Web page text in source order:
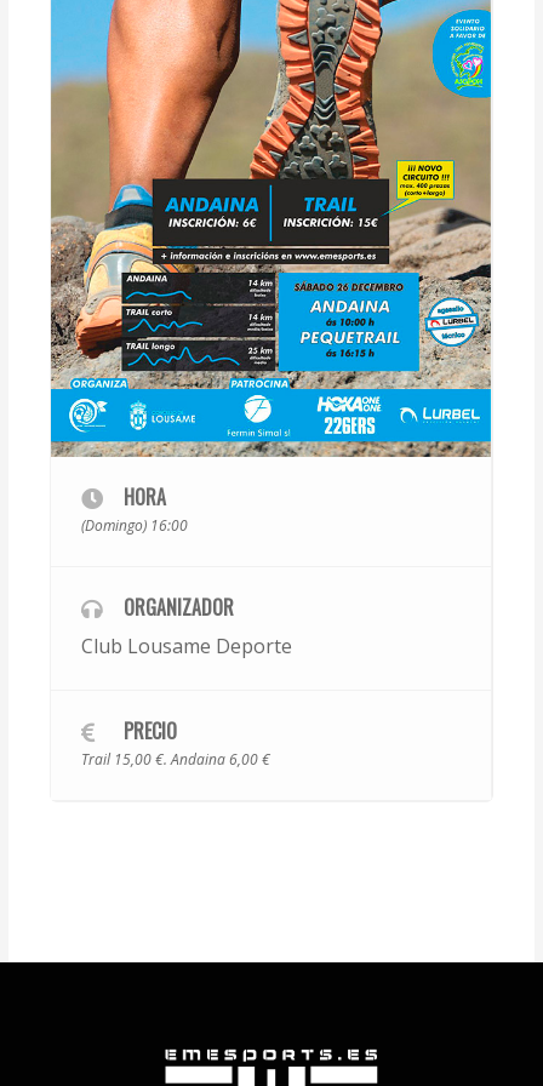
HORA
(Domingo) 16:00
ORGANIZADOR
Club Lousame Deporte
PRECIO
Trail 15,00 €. Andaina 6,00 €